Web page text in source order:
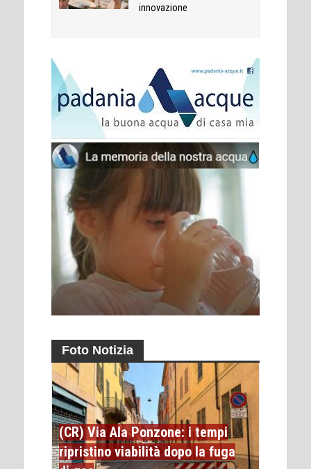
innovazione
Foto Notizia
(CR) Via Ala Ponzone: i tempi
ripristino viabilità dopo la fuga